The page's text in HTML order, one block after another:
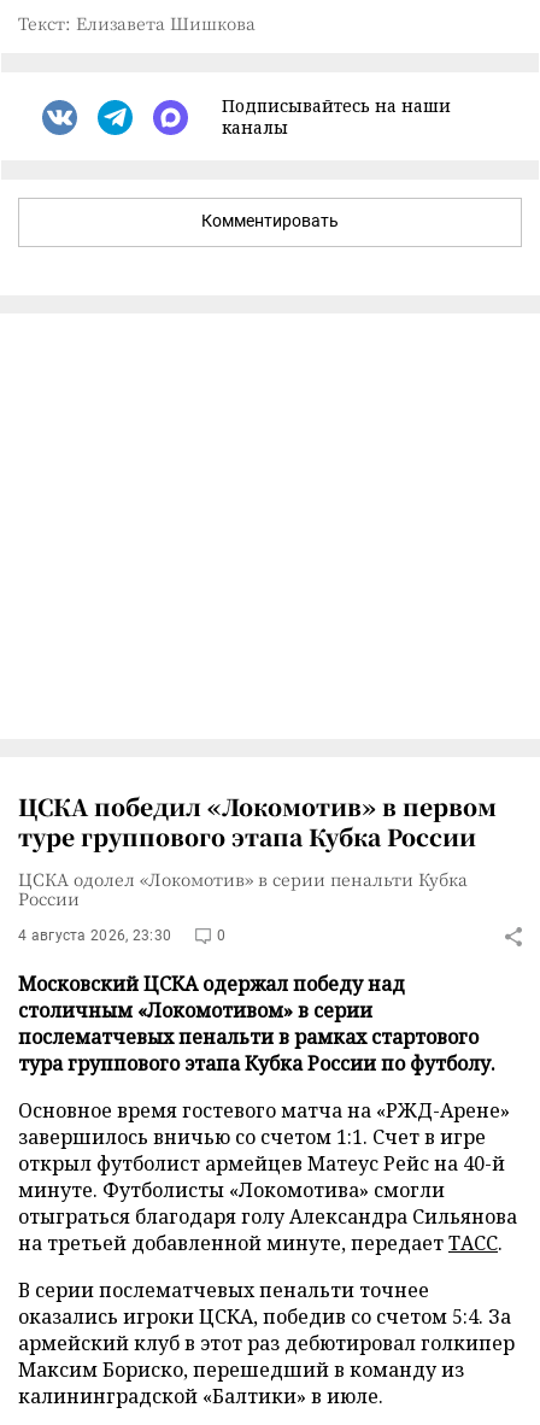
Текст: Елизавета Шишкова
Подписывайтесь на наши
каналы
Комментировать
ЦСКА победил «Локомотив» в первом
туре группового этапа Кубка России
ЦСКА одолел «Локомотив» в серии пенальти Кубка
России
4 августа 2026, 23:30 0
Московский ЦСКА одержал победу над
столичным «Локомотивом» в серии
послематчевых пенальти в рамках стартового
тура группового этапа Кубка России по футболу.
Основное время гостевого матча на «РЖД-Арене»
завершилось вничью со счетом 1:1. Счет в игре
открыл футболист армейцев Матеус Рейс на 40-й
минуте. Футболисты «Локомотива» смогли
отыграться благодаря голу Александра Сильянова
на третьей добавленной минуте, передаетТАСС.
В серии послематчевых пенальти точнее
оказались игроки ЦСКА, победив со счетом 5:4. За
армейский клуб в этот раз дебютировал голкипер
Максим Бориско, перешедший в команду из
калининградской «Балтики» в июле.